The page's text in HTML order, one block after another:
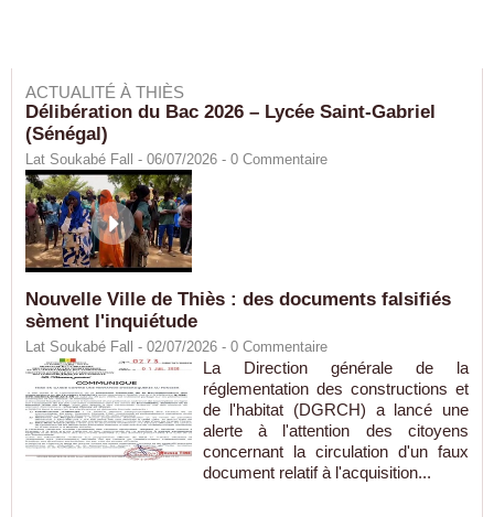
ACTUALITÉ À THIÈS
Délibération du Bac 2026 – Lycée Saint-Gabriel
(Sénégal)
Lat Soukabé Fall - 06/07/2026 - 0 Commentaire
Nouvelle Ville de Thiès : des documents falsifiés
sèment l'inquiétude
Lat Soukabé Fall - 02/07/2026 - 0 Commentaire
La Direction générale de la
réglementation des constructions et
de l'habitat (DGRCH) a lancé une
alerte à l'attention des citoyens
concernant la circulation d'un faux
document relatif à l'acquisition...